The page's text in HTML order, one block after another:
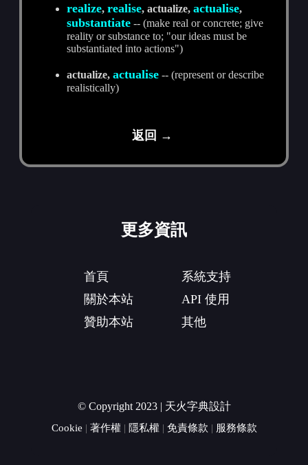
realize,realise, actualize,actualise,
substantiate -- (make real or concrete; give
reality or substance to; "our ideas must be
substantiated into actions")
actualize,actualise -- (represent or describe
realistically)
返回 →
更多資訊
首頁
關於本站
贊助本站
系統支持
API 使用
其他
© Copyright 2023 | 天火字典設計
Cookie | 著作權| 隱私權| 免責條款 | 服務條款